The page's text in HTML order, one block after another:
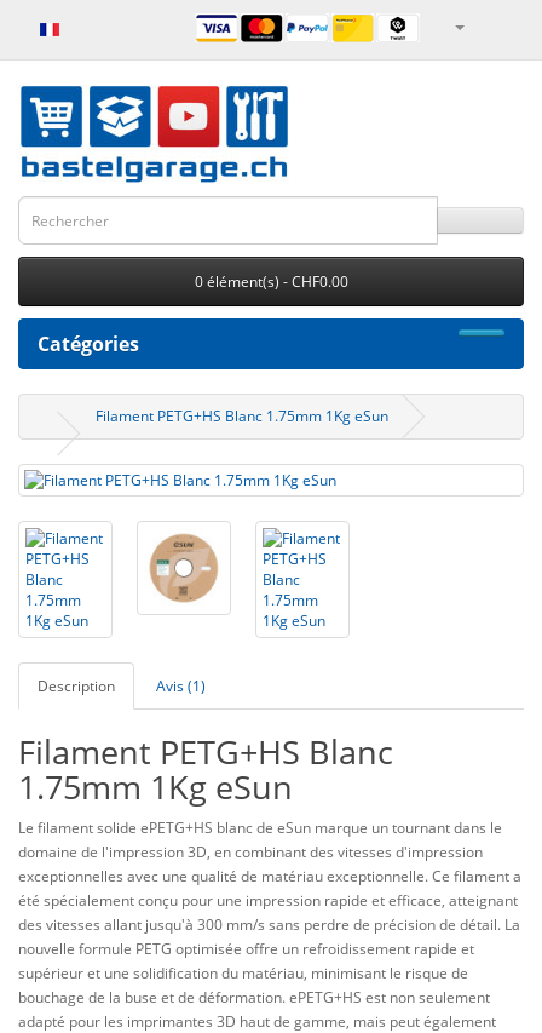
0 élément(s) - CHF0.00
Catégories
Filament PETG+HS Blanc 1.75mm 1Kg eSun
Description Avis (1)
Filament PETG+HS Blanc
1.75mm 1Kg eSun
Le filament solide ePETG+HS blanc de eSun marque un tournant dans le
domaine de l'impression 3D, en combinant des vitesses d'impression
exceptionnelles avec une qualité de matériau exceptionnelle. Ce filament a
été spécialement conçu pour une impression rapide et efficace, atteignant
des vitesses allant jusqu'à 300 mm/s sans perdre de précision de détail. La
nouvelle formule PETG optimisée offre un refroidissement rapide et
supérieur et une solidification du matériau, minimisant le risque de
bouchage de la buse et de déformation. ePETG+HS est non seulement
adapté pour les imprimantes 3D haut de gamme, mais peut également